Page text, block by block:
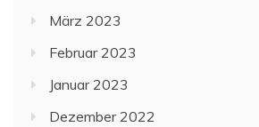
März 2023
Februar 2023
Januar 2023
Dezember 2022